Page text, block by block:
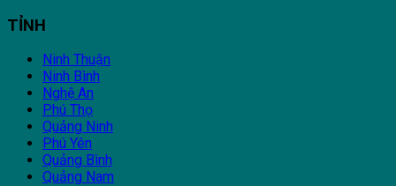
TỈNH
Ninh Thuận
Ninh Bình
Nghệ An
Phú Thọ
Quảng Ninh
Phú Yên
Quảng Bình
Quảng Nam